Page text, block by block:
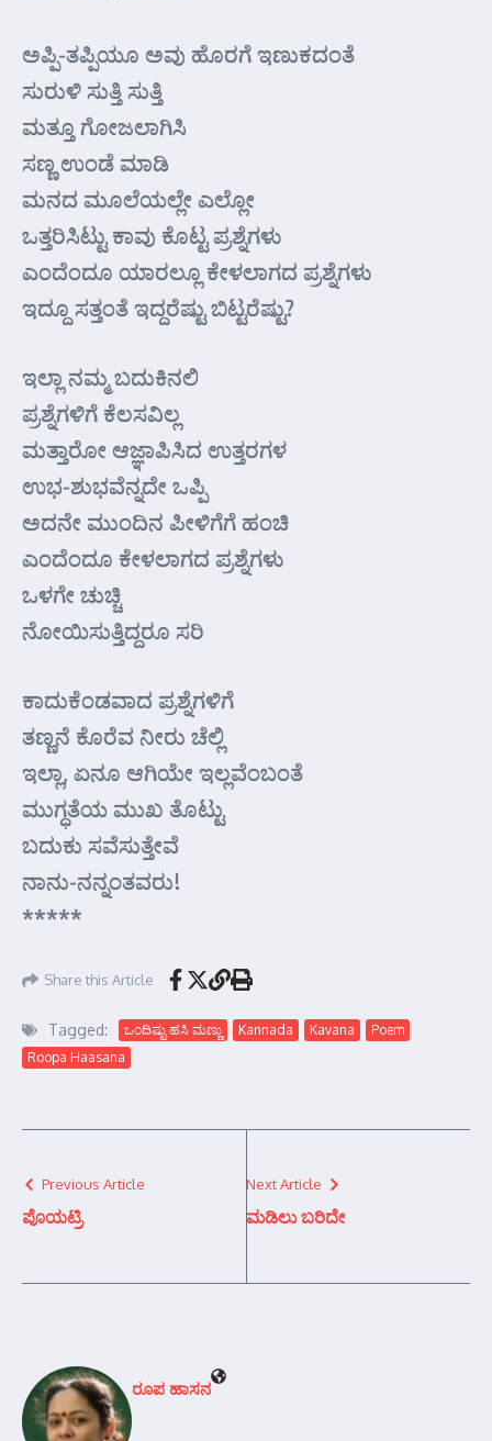
ಅಪ್ಪಿ-ತಪ್ಪಿಯೂ ಅವು ಹೊರಗೆ ಇಣುಕದಂತೆ
ಸುರುಳಿ ಸುತ್ತಿ ಸುತ್ತಿ
ಮತ್ತೂ ಗೋಜಲಾಗಿಸಿ
ಸಣ್ಣ ಉಂಡೆ ಮಾಡಿ
ಮನದ ಮೂಲೆಯಲ್ಲೇ ಎಲ್ಲೋ
ಒತ್ತರಿಸಿಟ್ಟು ಕಾವು ಕೊಟ್ಟ ಪ್ರಶ್ನೆಗಳು
ಎಂದೆಂದೂ ಯಾರಲ್ಲೂ ಕೇಳಲಾಗದ ಪ್ರಶ್ನೆಗಳು
ಇದ್ದೂ ಸತ್ತಂತೆ ಇದ್ದರೆಷ್ಟು ಬಿಟ್ಟರೆಷ್ಟು?
ಇಲ್ಲಾ ನಮ್ಮ ಬದುಕಿನಲಿ
ಪ್ರಶ್ನೆಗಳಿಗೆ ಕೆಲಸವಿಲ್ಲ
ಮತ್ತಾರೋ ಆಜ್ಞಾಪಿಸಿದ ಉತ್ತರಗಳ
ಉಭ-ಶುಭವೆನ್ನದೇ ಒಪ್ಪಿ
ಅದನೇ ಮುಂದಿನ ಪೀಳಿಗೆಗೆ ಹಂಚಿ
ಎಂದೆಂದೂ ಕೇಳಲಾಗದ ಪ್ರಶ್ನೆಗಳು
ಒಳಗೇ ಚುಚ್ಚಿ
ನೋಯಿಸುತ್ತಿದ್ದರೂ ಸರಿ
ಕಾದುಕೆಂಡವಾದ ಪ್ರಶ್ನೆಗಳಿಗೆ
ತಣ್ಣನೆ ಕೊರೆವ ನೀರು ಚೆಲ್ಲಿ
ಇಲ್ಲಾ, ಏನೂ ಆಗಿಯೇ ಇಲ್ಲವೆಂಬಂತೆ
ಮುಗ್ಧತೆಯ ಮುಖ ತೊಟ್ಟು
ಬದುಕು ಸವೆಸುತ್ತೇವೆ
ನಾನು-ನನ್ನಂತವರು!
*****
Share this Article
Tagged: ಒಂದಿಷ್ಟು ಹಸಿ ಮಣ್ಣು Kannada Kavana
Poem
Roopa Haasana
Previous Article
ಪೊಯಟ್ರಿ
Next Article
ಮಡಿಲು ಬರಿದೇ
ರೂಪ ಹಾಸನ